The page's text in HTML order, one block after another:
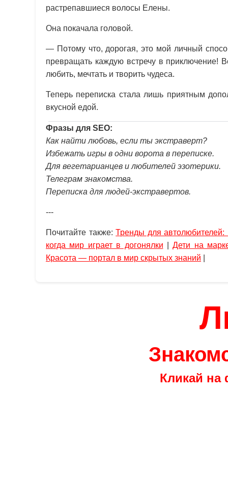
растрепавшиеся волосы Елены.
Она покачала головой.
— Потому что, дорогая, это мой личный
превращать каждую встречу в приключение!
любить, мечтать и творить чудеса.
Теперь переписка стала лишь приятным
вкусной едой.
Фразы для SEO:
Как найти любовь, если ты экстраверт?
Избежать игры в одни ворота в переписке.
Для вегетарианцев и любителей эзотерики.
Телеграм знакомства.
Переписка для людей-экстравертов.
---
Почитайте также:Тренды для
когда мир играет в догонялки |Дети на
Красота — портал в мир скрытых знаний
Кликай на